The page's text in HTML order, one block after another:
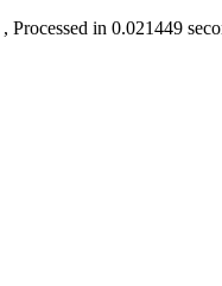
, Processed in 0.021449